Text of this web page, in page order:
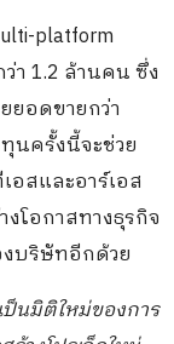
platform
า 1.2 ล้านคน ซึ่ง
อดขายกว่า
นครั้งนี้จะช่วย
สและอาร์เอส
โอกาสทางธุรกิจ
บริษัทอีกด้วย
ป็นมิติใหม่ของการ